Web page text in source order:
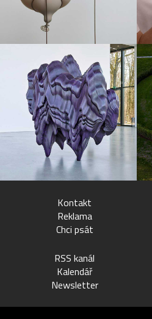
Kontakt
Reklama
Chci psát
RSS kanál
Kalendář
Newsletter